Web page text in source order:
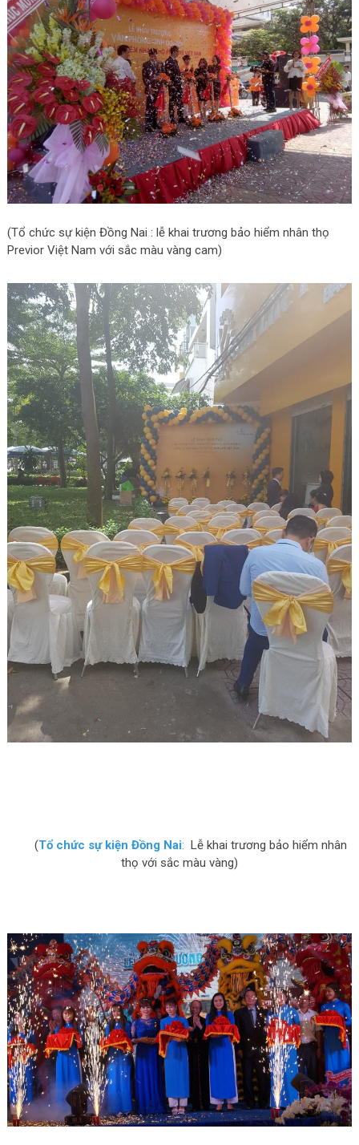
(Tổ chức sự kiện Đồng Nai : lễ khai trương bảo hiểm nhân thọ
Previor Việt Nam với sắc màu vàng cam)
(Tổ chức sự kiện Đồng Nai: Lễ khai trương bảo hiểm nhân
thọ với sắc màu vàng)